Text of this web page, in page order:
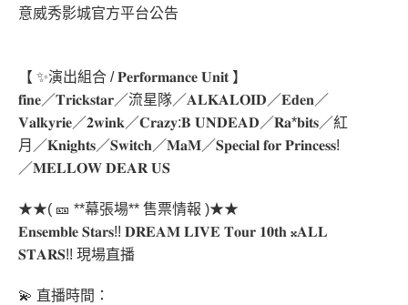
意威秀影城官方平台公告
【 ✨演出組合 / 𝐏𝐞𝐫𝐟𝐨𝐫𝐦𝐚𝐧𝐜𝐞 𝐔𝐧𝐢𝐭 】
𝐟𝐢𝐧𝐞／𝐓𝐫𝐢𝐜𝐤𝐬𝐭𝐚𝐫／流星隊／𝐀𝐋𝐊𝐀𝐋𝐎𝐈𝐃／𝐄𝐝𝐞𝐧／
𝐕𝐚𝐥𝐤𝐲𝐫𝐢𝐞／𝟐𝐰𝐢𝐧𝐤／𝐂𝐫𝐚𝐳𝐲:𝐁 𝐔𝐍𝐃𝐄𝐀𝐃／𝐑𝐚*𝐛𝐢𝐭𝐬／紅
月／𝐊𝐧𝐢𝐠𝐡𝐭𝐬／𝐒𝐰𝐢𝐭𝐜𝐡／𝐌𝐚𝐌／𝐒𝐩𝐞𝐜𝐢𝐚𝐥 𝐟𝐨𝐫 𝐏𝐫𝐢𝐧𝐜𝐞𝐬𝐬!
／𝐌𝐄𝐋𝐋𝐎𝐖 𝐃𝐄𝐀𝐑 𝐔𝐒
★★( 🎫 **幕張場** 售票情報 )★★
𝐄𝐧𝐬𝐞𝐦𝐛𝐥𝐞 𝐒𝐭𝐚𝐫𝐬!! 𝐃𝐑𝐄𝐀𝐌 𝐋𝐈𝐕𝐄 𝐓𝐨𝐮𝐫 𝟏𝟎𝐭𝐡 𝄪𝐀𝐋𝐋
𝐒𝐓𝐀𝐑𝐒!! 現場直播
💫 直播時間：